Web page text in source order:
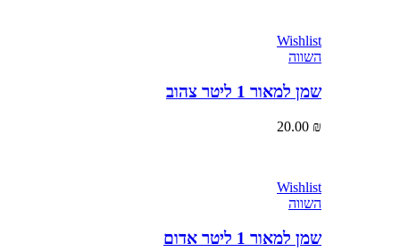
Wishlist
שמן למאור 1 ליטר צהוב
20.00
Wishlist
שמן למאור 1 ליטר אדום